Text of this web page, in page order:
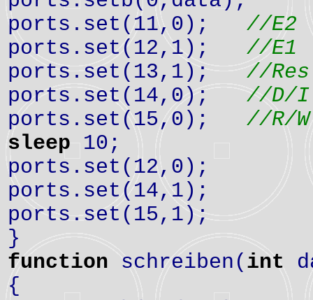
ports.set(11,0); //E2
ports.set(12,1); //E1
ports.set(13,1); //Res
ports.set(14,0); //D/I
ports.set(15,0); //R/W
sleep 10;
ports.set(12,0);
ports.set(14,1);
ports.set(15,1);
}
function schreiben( int
{